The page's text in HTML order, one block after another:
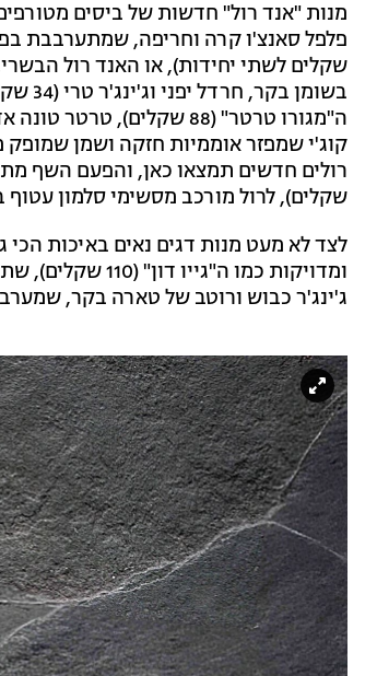
מנות "אנד רול" חדשות של ביסים
שקלים לשתי יחידות), או האנד רול
ה"מגורו טרטר" (88
קוג'י שמפזר אוממיות חזקה ושמן
שקלים), לרול מורכב מסשימי סלמון עטוף
לצד לא מעט מנות דגים נאים באיכות
ומדויקות כמו
ג'ינג'ר כבוש ורוטב של טארה בקר,